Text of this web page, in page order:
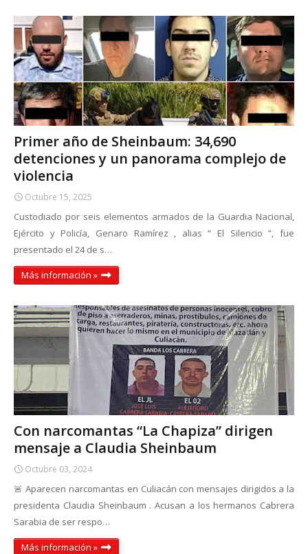
Primer año de Sheinbaum: 34,690
detenciones y un panorama complejo de
violencia
Octubre 15, 2025
Custodiado por seis elementos armados de la Guardia Nacional,
Ejército y Policía, Genaro Ramírez , alias “ El Silencio ”, fue
presentado el 24 de s…
Más información »
Con narcomantas “La Chapiza” dirigen
mensaje a Claudia Sheinbaum
Octubre 03, 2024
🚨 Aparecen narcomantas en Culiacán con mensajes dirigidos a la
presidenta Claudia Sheinbaum . Acusan a los hermanos Cabrera
Sarabia de ser respo…
Más información »